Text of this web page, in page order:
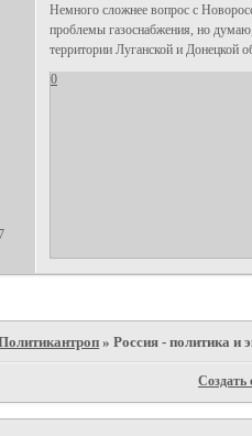
Немного сложнее вопрос с
проблемы газоснабжения, но
территории Луганской и Донецкой
0
»Россия - политика и
Создать